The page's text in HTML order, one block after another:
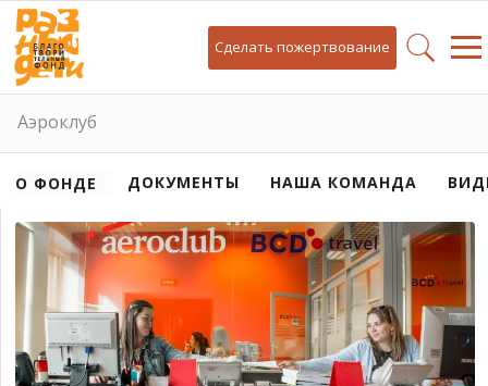
Сделать пожертвование
Аэроклуб
О ФОНДЕ ДОКУМЕНТЫ НАША КОМАНДА